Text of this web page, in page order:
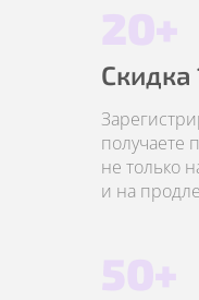
20+
Скидка
получаете
не только
и на
50+